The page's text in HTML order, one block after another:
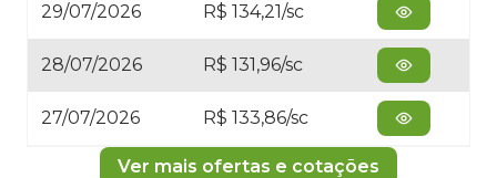
29/07/2026 R$ 134,21/sc
28/07/2026 R$ 131,96/sc
27/07/2026 R$ 133,86/sc
Ver mais ofertas e cotações